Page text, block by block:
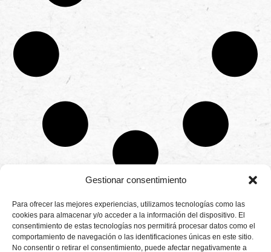
Gestionar consentimiento
Para ofrecer las mejores experiencias, utilizamos tecnologías como las
cookies para almacenar y/o acceder a la información del dispositivo. El
consentimiento de estas tecnologías nos permitirá procesar datos como el
comportamiento de navegación o las identificaciones únicas en este sitio.
No consentir o retirar el consentimiento, puede afectar negativamente a
Productores
de
fresas,
frambuesas,
CONTÁCTANOS
Camino de
Montemayor s/n
21800 Moguer.
Huelva ESPAÑA.
Aviso legal
Política de